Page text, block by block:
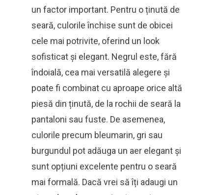
un factor important. Pentru o ținută de
seară, culorile închise sunt de obicei
cele mai potrivite, oferind un look
sofisticat și elegant. Negrul este, fără
îndoială, cea mai versatilă alegere și
poate fi combinat cu aproape orice altă
piesă din ținută, de la rochii de seară la
pantaloni sau fuste. De asemenea,
culorile precum bleumarin, gri sau
burgundul pot adăuga un aer elegant și
sunt opțiuni excelente pentru o seară
mai formală. Dacă vrei să îți adaugi un